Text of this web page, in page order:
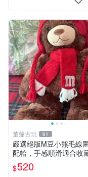
董爺古玩 61
嚴選絕版M豆小熊毛線
配帢，手感順滑適合收
版M豆小熊、圍巾、毛線
經典好搭
$520